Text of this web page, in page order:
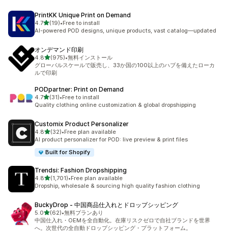
PrintKK Unique Print on Demand
4.75つ星中
(19)
合計レビュー数：19件
•Free to install
AI-powered POD designs, unique products, vast catalog—updated
オンデマンド印刷
4.85つ星中
(975)
合計レビュー数：975件
•無料インストール
グローバルスケールで販売し、33か国の100以上のハブを備えたローカ
ルで印刷
PODpartner: Print on Demand
4.75つ星中
(31)
合計レビュー数：31件
•Free to install
Quality clothing online customization & global dropshipping
Customix Product Personalizer
4.85つ星中
(32)
合計レビュー数：32件
•Free plan available
AI product personalizer for POD: live preview & print files
Built for Shopify
Trendsi: Fashion Dropshipping
4.85つ星中
(1,701)
合計レビュー数：1701件
•Free plan available
Dropship, wholesale & sourcing high quality fashion clothing
BuckyDrop ‑ 中国商品仕入れとドロップシッピング
5.05つ星中
(62)
合計レビュー数：62件
•無料プランあり
中国仕入れ・OEMを全自動化。在庫リスクゼロで自社ブランドを世界
へ。次世代の全自動ドロップシッピング・プラットフォーム。